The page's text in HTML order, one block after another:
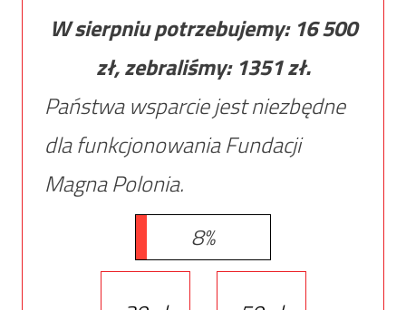
W sierpniu potrzebujemy: 16 500
zł, zebraliśmy: 1351zł.
Państwa wsparcie jest niezbędne
dla funkcjonowania Fundacji
Magna Polonia.
8%